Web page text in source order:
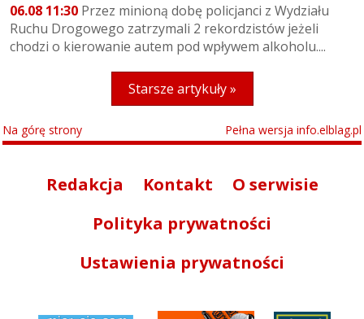
06.08 11:30 Przez minioną dobę policjanci z Wydziału
Ruchu Drogowego zatrzymali 2 rekordzistów jeżeli
chodzi o kierowanie autem pod wpływem alkoholu....
Starsze artykuły »
Na górę strony Pełna wersja info.elblag.pl
Redakcja Kontakt
O serwisie
Polityka prywatności
Ustawienia prywatności